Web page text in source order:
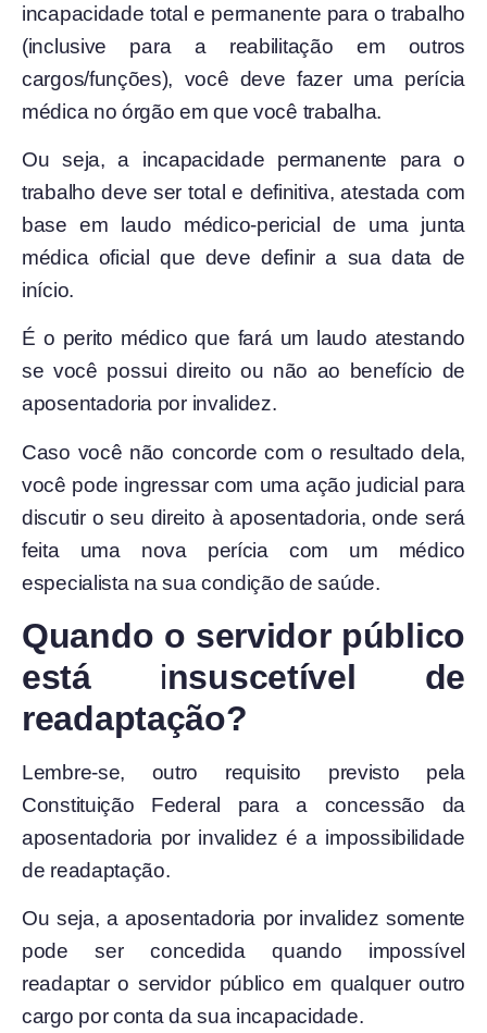
incapacidade total e permanente para o trabalho
(inclusive para a reabilitação em outros
cargos/funções), você deve fazer uma perícia
médica no órgão em que você trabalha.
Ou seja, a incapacidade permanente para o
trabalho deve ser total e definitiva, atestada com
base em laudo médico-pericial de uma junta
médica oficial que deve definir a sua data de
início.
É o perito médico que fará um laudo atestando
se você possui direito ou não ao benefício de
aposentadoria por invalidez.
Caso você não concorde com o resultado dela,
você pode ingressar com uma ação judicial para
discutir o seu direito à aposentadoria, onde será
feita uma nova perícia
com um médico
especialista na sua condição de saúde.
Quando o servidor público
estáinsuscetível de
readaptação?
Lembre-se, outro requisito previsto pela
Constituição Federal para a concessão da
aposentadoria por invalidez é a impossibilidade
de readaptação.
Ou seja, a aposentadoria por invalidez somente
pode ser concedida quando impossível
readaptar o servidor público em qualquer outro
cargo por conta da sua incapacidade.